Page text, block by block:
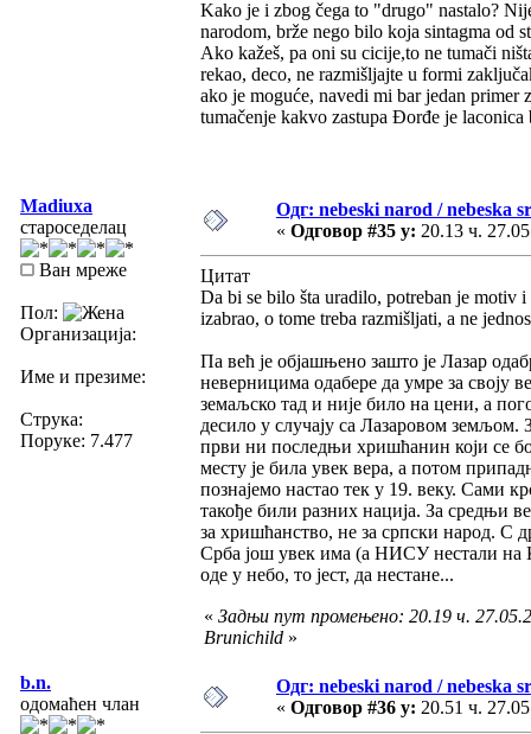
Kako je i zbog čega to "drugo" nastalo?
narodom, brže nego bilo koja sintagma od
Ako kažeš, pa oni su cicije,to ne tumači
rekao, deco, ne razmišljajte u formi
ako je moguće, navedi mi bar jedan primer
tumačenje kakvo zastupa Đorđe je
Madiuxa
староседелац
Ван мреже
Пол:
Организација:
Име и презиме:
Струка:
Поруке: 7.477
Одг: nebeski narod / nebeska
« Одговор #35 у: 20.13 ч.
Цитат
Da bi se bilo šta uradilo, potreban je motiv
izabrao, o tome treba razmišljati, a ne
Па већ је објашњено зашто је Лазар
неверницима одабере да умре за своју
земаљско тад и није било на цени, а
десило у случају са Лазаровом земљом.
први ни последњи хришћанин који се
месту је била увек вера, а потом
познајемо настао тек у 19. веку. Сами
такође били разних нација. За средњи
за хришћанство, не за српски народ. С
Срба још увек има (а НИСУ нестали на
оде у небо, то јест, да нестане...
« Задњи пут промењено: 20.19 ч.
Brunichild »
b.n.
одомаћен члан
Одг: nebeski narod / nebeska
« Одговор #36 у: 20.51 ч.